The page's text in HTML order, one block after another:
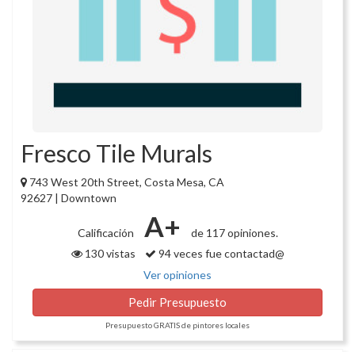
Fresco Tile Murals
743 West 20th Street, Costa Mesa, CA
92627 | Downtown
Calificación A+
de 117 opiniones.
130 vistas
94 veces fue contactad@
Ver opiniones
Pedir Presupuesto
Presupuesto GRATIS de pintores locales